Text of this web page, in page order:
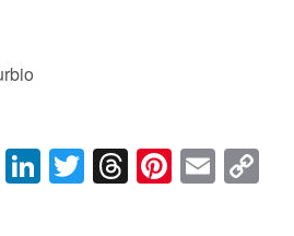
X LinkedIn
Twitter
Threads